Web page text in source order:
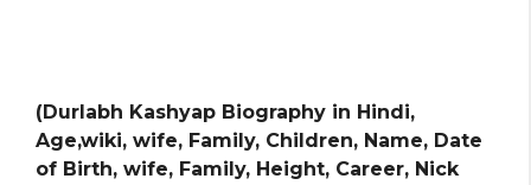
(Durlabh Kashyap Biography in Hindi,
Age,wiki, wife, Family, Children, Name, Date
of Birth, wife, Family, Height, Career, Nick